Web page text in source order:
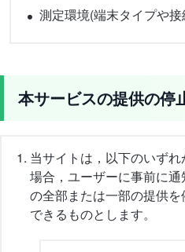
測定環境(端末タイプや
本サービスの提供の停
当サイトは，以下のいず
場合，ユーザーに事前に
の全部または一部の提供
できるものとします。